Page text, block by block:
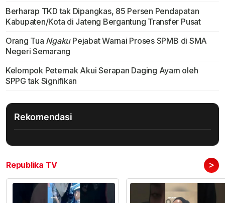
Berharap TKD tak Dipangkas, 85 Persen Pendapatan
Kabupaten/Kota di Jateng Bergantung Transfer Pusat
Orang Tua NgakuPejabat Warnai Proses SPMB di SMA
Negeri Semarang
Kelompok Peternak Akui Serapan Daging Ayam oleh
SPPG tak Signifikan
Rekomendasi
Republika TV >